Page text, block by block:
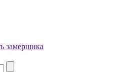
замерщика